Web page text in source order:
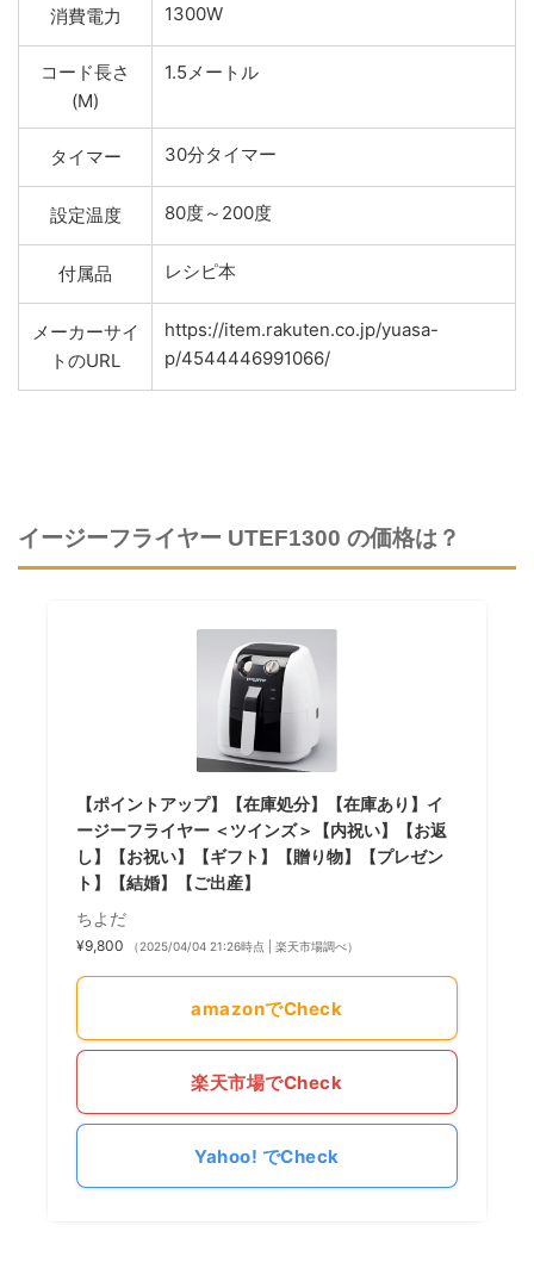
消費電力 1300W
コード長さ
(M)
1.5メートル
タイマー 30分タイマー
設定温度 80度～200度
付属品 レシピ本
メーカーサイ
トのURL
https://item.rakuten.co.jp/yuasa-
p/4544446991066/
イージーフライヤー UTEF1300 の価格は？
【ポイントアップ】【在庫処分】【在庫あり】イ
ージーフライヤー ＜ツインズ＞【内祝い】【お返
し】【お祝い】【ギフト】【贈り物】【プレゼン
ト】【結婚】【ご出産】
ちよだ
¥9,800 （2025/04/04 21:26時点 | 楽天市場調べ）
amazonでCheck
楽天市場でCheck
Yahoo! でCheck